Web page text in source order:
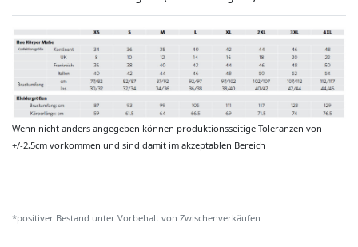
Wenn nicht anders angegeben können produktionsseitige Toleranzen von
+/-2,5cm vorkommen und sind damit im akzeptablen Bereich
*positiver Bestand unter Vorbehalt von Zwischenverkäufen